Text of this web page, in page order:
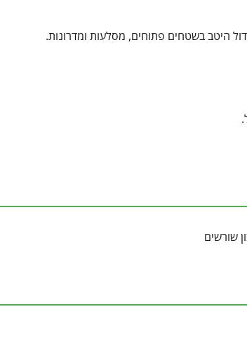
היטב בשטחים פתוחים, מסלעות ומדרונות.
שורשים